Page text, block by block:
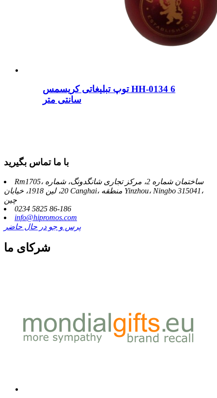
توپ تبلیغاتی کریسمس HH-0134 6
سانتی متر
با ما تماس بگیرید
Rm1705، ساختمان شماره 2، مرکز تجاری شانگدونگ، شماره
20، لین 1918، خیابان Canghai، منطقه Yinzhou، Ningbo 315041،
چین
0234 5825 86-186
info@hipromos.com
پرس و جو در حال حاضر
شرکای ما